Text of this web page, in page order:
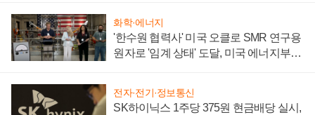
화학·에너지
'한수원 협력사' 미국 오클로 SMR 연구용
원자로 '임계 상태' 도달, 미국 에너지부
전자·전기·정보통신
SK하이닉스 1주당 375원 현금배당 실시,